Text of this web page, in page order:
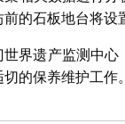
的石板地台将设
界遗产监测中
的保养维护工作